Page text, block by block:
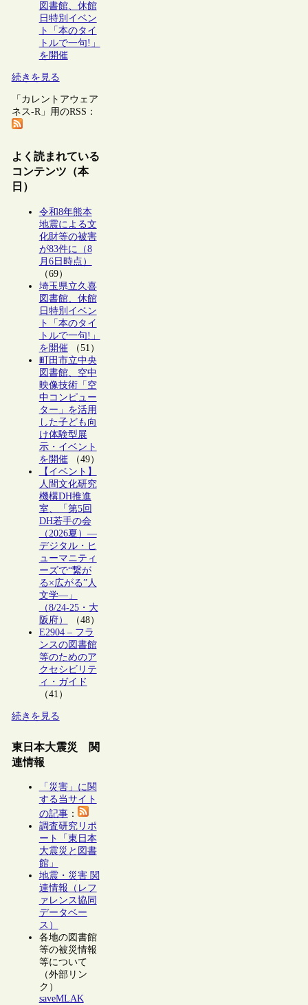
図書館、休館
日特別イベン
ト「本のタイ
トルで一句!」
を開催
続きを見る
「カレントアウェア
ネス-R」用のRSS：
よく読まれている
コンテンツ（本
日）
令和8年熊本
地震による文
化財等の被害
が83件に（8
月6日時点）
（69）
埼玉県立久喜
図書館、休館
日特別イベン
ト「本のタイ
トルで一句!」
を開催（51）
町田市立中央
図書館、空中
映像技術「空
中コンピュー
ター」を活用
した子ども向
け体験型展
示・イベント
を開催（49）
【イベント】
人間文化研究
機構DH推進
室、「第5回
DH若手の会
（2026夏）―
デジタル・ヒ
ューマニティ
ーズで“繋が
る×広がる”人
文学―」
（8/24-25・大
阪府）
（48）
E2904 – フラ
ンスの図書館
等のためのア
クセシビリテ
ィ・ガイド
（41）
続きを見る
東日本大震災 関
連情報
「災害」に関
する当サイト
の記事：
調査研究リポ
ート「東日本
大震災と図書
館」
地震・災害 関
連情報（レフ
ァレンス協同
データベー
ス）
各地の図書館
等の被災情報
等について
（外部リン
ク）
saveMLAK